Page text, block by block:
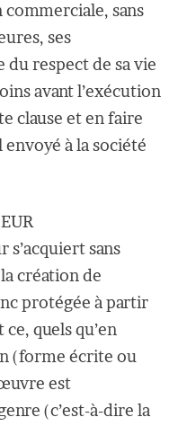
sans
ses
respect de sa vie
avant l’exécution
clause et en faire
à la société
s’acquiert sans
création de
protégée à partir
quels qu’en
(forme écrite ou
est
(c’est-à-dire la